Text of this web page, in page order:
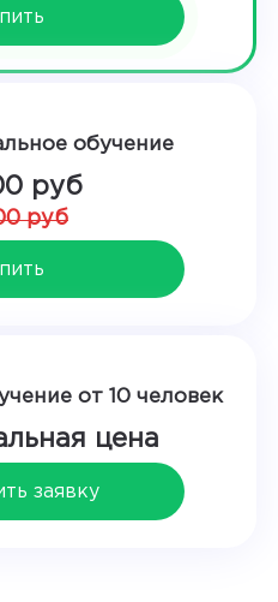
обучение
руб
руб
от 10 человек
цена
заявку